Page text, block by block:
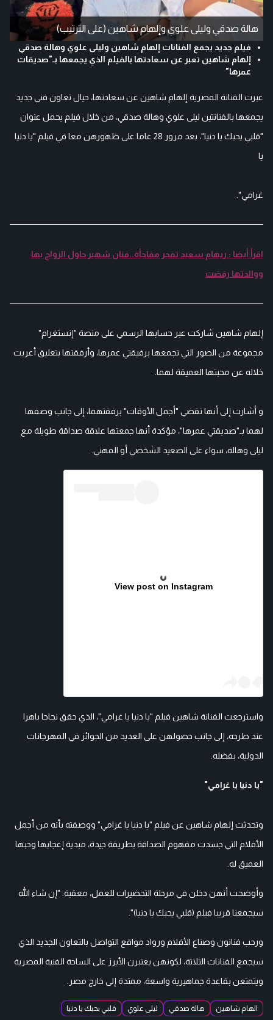
هالة صدقي وليلى علوي وإلهام شاهين (على الترتيب)
فيلم جديد يجمع الفنانات إلهام شاهين وليلى علوي وهالة صدقي
إلهام شاهين تعبر عن سعادتها بالفيلم الذي يجمعها بـ"صديقات
عمرها"
عبرت الفنانة المصرية إلهام شاهين عن سعادتها، حيال تعاون فني جديد
يجمعها بالفنانتين ليلى علوي وهالة صدقي، من خلال فيلم يحمل عنوان
"قلبي يحبك يا دنيا"، بعد مرور 28 عاما على ظهورهن معا في فيلم "يا دنيا
يا
غرامي".
اقرأ أيضا : ريهام سعيد تفجر مفاجأة..فنان شهير حاول الزواج بها
ووالدتها رفضت
إلهام شاهين شاركت عبر حسابها الرسمي على منصة "إنستغرام"
مجموعة من الصور التي تجمعها برفيقتي عمرها، وأرفقتها بتعليق أعربت
خلاله عن محبتها العميقة لهما.
و أشارت إلى أنها تقضي "أجمل الأوقات" برفقتهما، إلى جانب وصفها
لهما بـ"صديقتي عمرها"، مؤكدة أنها جمعتها علاقة صداقة طويلة مع
ليلى وهالة، سواء على الصعيد الشخصي أو المهني.
View post on Instagram
واسترجعت الفنانة شاهين فيلم "يا دنيا يا غرامي"، الذي حقق نجاحا باهرا
عند طرحه، إلى جانب حصولهن على العديد من الجوائز في المهرجانات
الدولية، بفضله.
"يا دنيا يا غرامي"
وتحدثت إلهام شاهين عن فيلم "يا دنيا يا غرامي" ووصفته بأنه من أجمل
الأفلام التي جسدت مفهوم الصداقة بطريقة جيدة، مبدية إعجابها وحبها
العميق له.
وأوضحت أنهن دخلن في مرحلة التحضيرات للعمل، معقبة: "إن شاء الله
سيجمعنا قريبا فيلم (قلبي يحبك يا دنيا)".
ورحب فنانون وصناع الأفلام ورواد مواقع التواصل بالتعاون الجديد الذي
سيجمع الفنانات الثلاثة، لكونهن يعتبرن الأبرز على الساحة الفنية المصرية
ويتمتعن بقاعدة جماهيرية واسعة، ممتدة إلى خارج مصر.
الهام شاهين هالة صدقي ليلى علوي قلبي بحبك يا دنيا